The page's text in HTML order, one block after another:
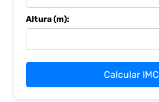
Altura (m):
Calcular IMC